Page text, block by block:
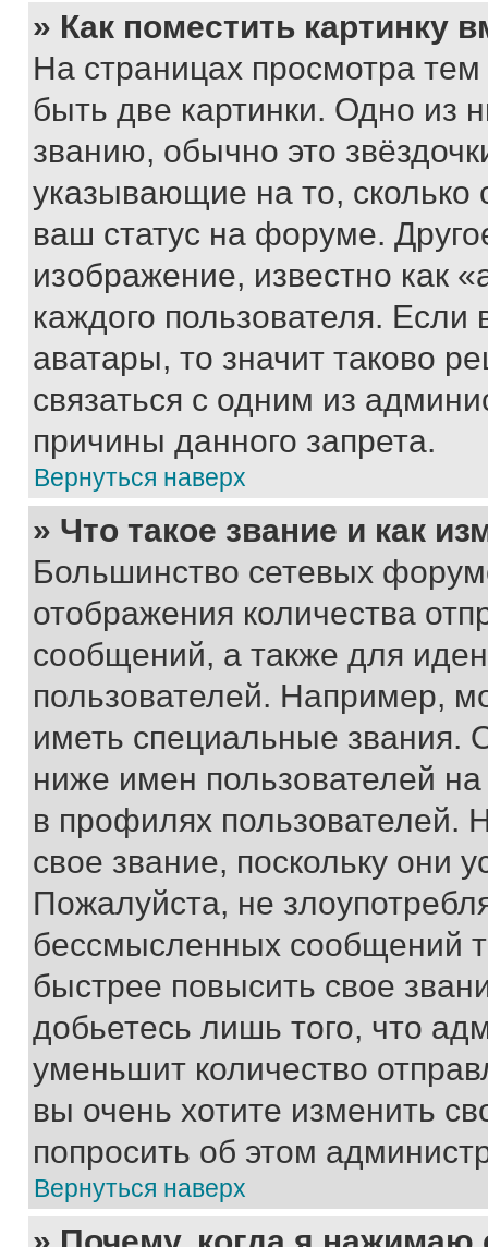
» Как поместить картинку
На страницах просмотра
быть две картинки. Одно из
званию, обычно это
указывающие на то,
ваш статус на форуме.
изображение, известно как
каждого пользователя.
аватары, то значит таково
связаться с одним из
причины данного запрета.
Вернуться наверх
» Что такое звание и как
Большинство сетевых
отображения количества
сообщений, а также для
пользователей. Например,
иметь специальные звания.
ниже имен пользователей
в профилях
свое звание, поскольку они
Пожалуйста, не
бессмысленных сообщений
быстрее повысить свое
добьетесь лишь того, что
уменьшит количество
вы очень хотите изменить
попросить об этом
Вернуться наверх